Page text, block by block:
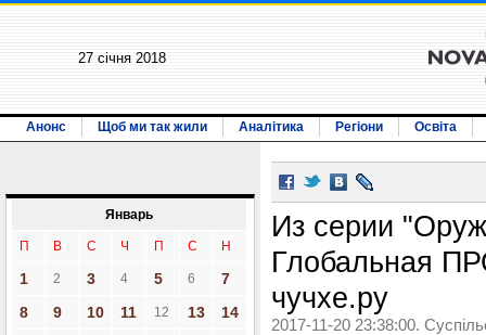
27 січня 2018
Анонс Щоб ми так жили Аналітика Регіони Освіта
Январь
П В С Ч П С Н
1 2 3 4 5 6
7
8
9 10 11 12 13 14
Из серии
Глобальная
чучхе.ру
2017-11-20 23:38:00.